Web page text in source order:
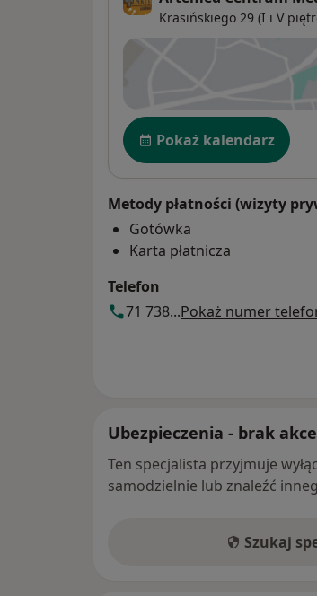
SCHORZENIA SKÓRY
– powierzchowny mnogi rak
– rak podstawnokomórkowy
– rak kolczystokomórkowy in
Krasińskiego 29 (I i V
Dostępność
Pokaż kalendarz
Metody płatności (wizyty
Gotówka
Karta płatnicza
Telefon
71 738...Pokaż numer
Ubezpieczenia - brak
Ten specjalista przyjmuje
samodzielnie lub znaleźć
Szukaj